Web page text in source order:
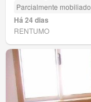
Parcialmente mobiliado
Há 24 dias
RENTUMO